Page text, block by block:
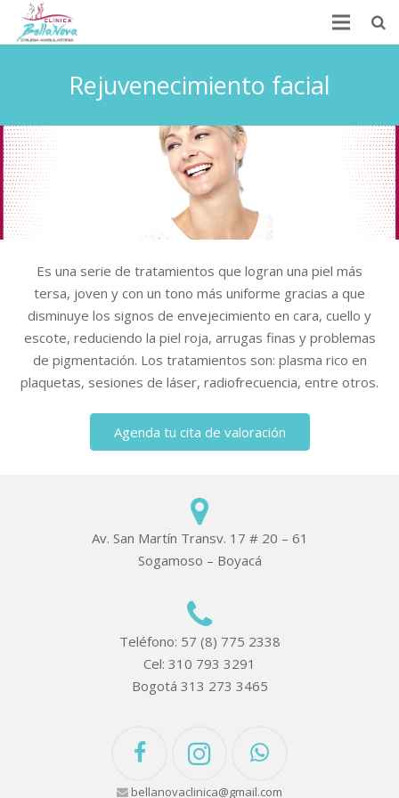
Rejuvenecimiento facial
Es una serie de tratamientos que logran una piel más
tersa, joven y con un tono más uniforme gracias a que
disminuye los signos de envejecimiento en cara, cuello y
escote, reduciendo la piel roja, arrugas finas y problemas
de pigmentación. Los tratamientos son: plasma rico en
plaquetas, sesiones de láser, radiofrecuencia, entre otros.
Agenda tu cita de valoración
Av. San Martín Transv. 17 # 20 – 61
Sogamoso – Boyacá
Teléfono: 57 (8) 775 2338
Cel: 310 793 3291
Bogotá 313 273 3465
bellanovaclinica@gmail.com